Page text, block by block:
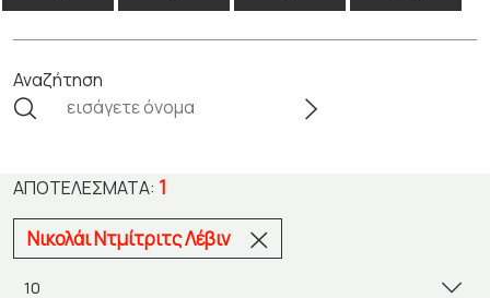
Αναζήτηση
ΑΠΟΤΕΛΈΣΜΑΤΑ: 1
Νικολάι Ντμίτριτς Λέβιν